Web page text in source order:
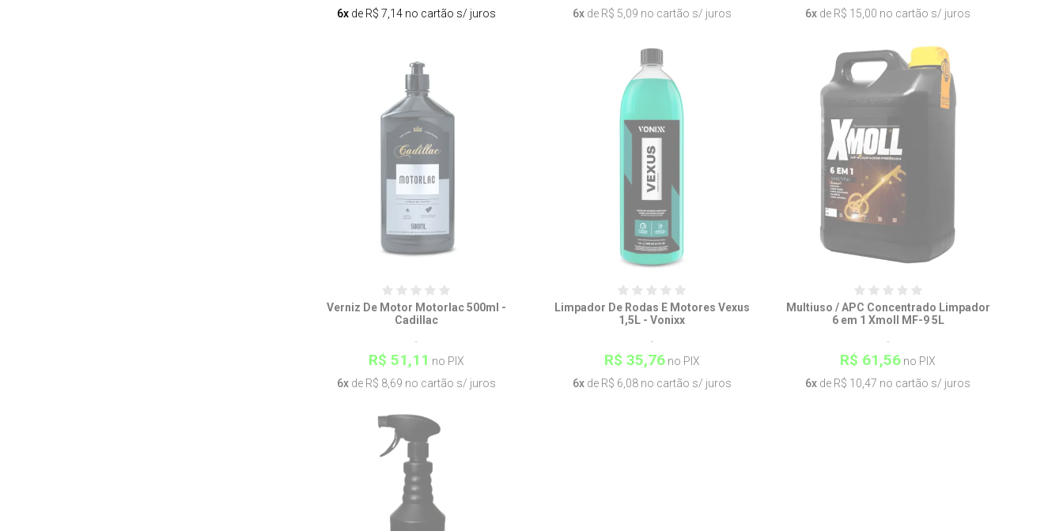
6xde R$ 7,14 no cartão s/ juros
6xde R$ 5,09 no cartão s/ juros
6x de R$ 15,00 no cartão s/ juros
Verniz De Motor Motorlac 500ml -
Cadillac
R$ 51,11 no PIX
6xde R$ 8,69 no cartão s/ juros
Limpador De Rodas E Motores Vexus
1,5L - Vonixx
R$ 35,76no PIX
6xde R$ 6,08 no cartão s/ juros
Multiuso / APC Concentrado Limpador
6 em 1 Xmoll MF-9 5L
R$ 61,56 no PIX
6x de R$ 10,47 no cartão s/ juros